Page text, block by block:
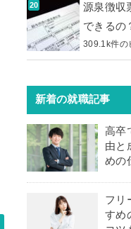
源泉徴収
できるの
309.1k件の
新着の就職記事
高卒
由と
めの
フリ
すめ